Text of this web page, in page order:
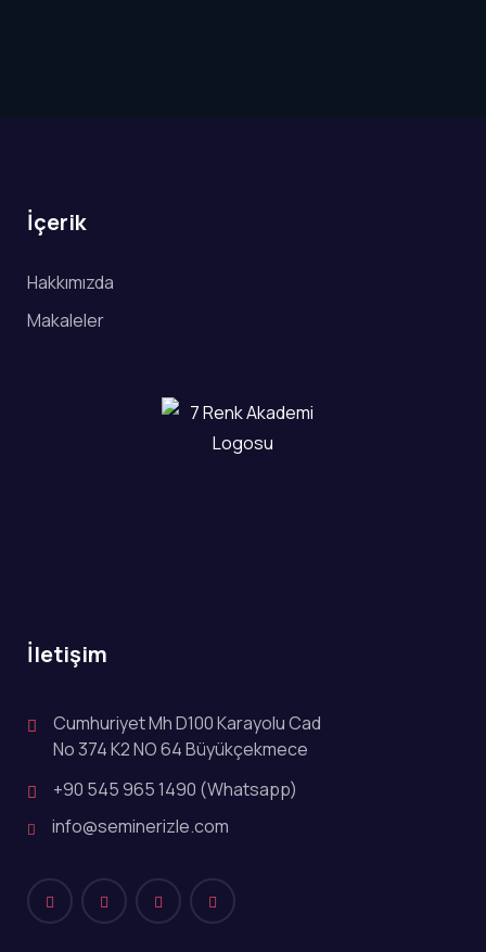
İçerik
Hakkımızda
Makaleler
İletişim
Cumhuriyet Mh D100 Karayolu Cad
No 374 K2 NO 64 Büyükçekmece
+90 545 965 1490 (Whatsapp)
info@seminerizle.com